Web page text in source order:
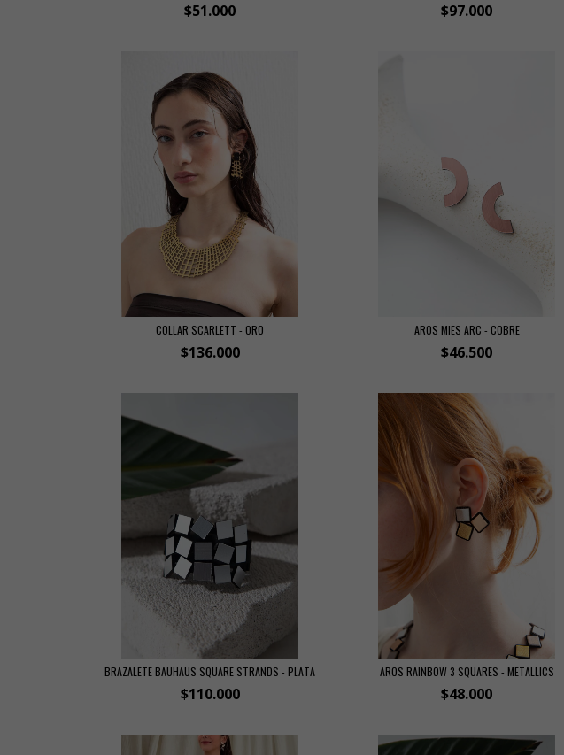
$51.000 $97.000
COLLAR SCARLETT - ORO
$136.000
AROS MIES ARC - COBRE
$46.500
BRAZALETE BAUHAUS SQUARE STRANDS - PLATA
$110.000
AROS RAINBOW 3 SQUARES - METALLICS
$48.000